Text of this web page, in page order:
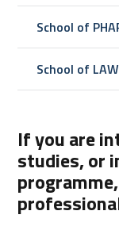
School of
School of LAW
If you are
studies, or